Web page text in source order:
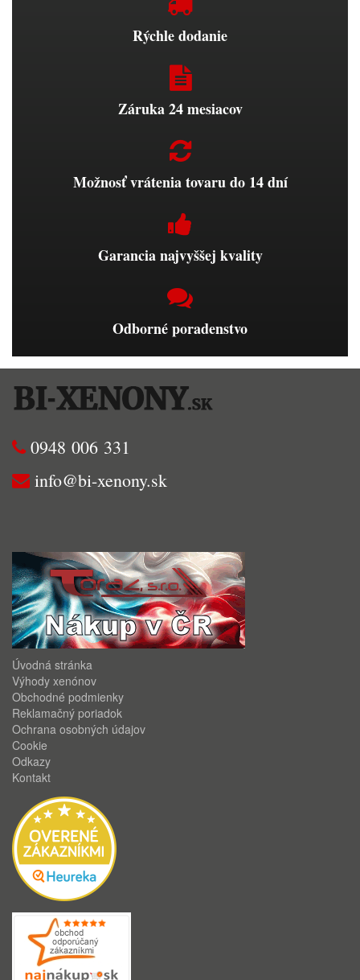
Rýchle dodanie
Záruka 24 mesiacov
Možnosť vrátenia tovaru do 14 dní
Garancia najvyššej kvality
Odborné poradenstvo
0948 006 331
info@bi-xenony.sk
Úvodná stránka
Výhody xenónov
Obchodné podmienky
Reklamačný poriadok
Ochrana osobných údajov
Cookie
Odkazy
Kontakt